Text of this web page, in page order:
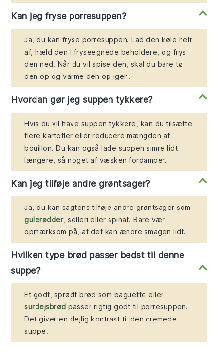
Kan jeg fryse porresuppen?
Ja, du kan fryse porresuppen. Lad den køle helt
af, hæld den i fryseegnede beholdere, og frys
den ned. Når du vil spise den, skal du bare tø
den op og varme den op igen.
Hvordan gør jeg suppen tykkere?
Hvis du vil have suppen tykkere, kan du tilsætte
flere kartofler eller reducere mængden af
bouillon. Du kan også lade suppen simre lidt
længere, så noget af væsken fordamper.
Kan jeg tilføje andre grøntsager?
Ja, du kan sagtens tilføje andre grøntsager som
gulerødder, selleri eller spinat. Bare vær
opmærksom på, at det kan ændre smagen lidt.
Hvilken type brød passer bedst til denne
suppe?
Et godt, sprødt brød som baguette eller
surdejsbrød passer rigtig godt til porresuppen.
Det giver en dejlig kontrast til den cremede
suppe.